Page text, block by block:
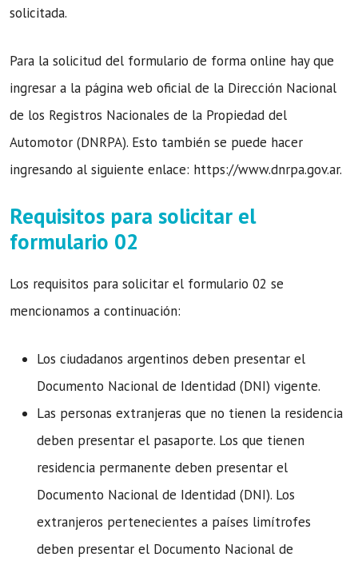
solicitada.
Para la solicitud del formulario de forma online hay que
ingresar a la página web oficial de la Dirección Nacional
de los Registros Nacionales de la Propiedad del
Automotor (DNRPA). Esto también se puede hacer
ingresando al siguiente enlace: https://www.dnrpa.gov.ar.
Requisitos para solicitar el
formulario 02
Los requisitos para solicitar el formulario 02 se
mencionamos a continuación:
Los ciudadanos argentinos deben presentar el
Documento Nacional de Identidad (DNI) vigente.
Las personas extranjeras que no tienen la residencia
deben presentar el pasaporte. Los que tienen
residencia permanente deben presentar el
Documento Nacional de Identidad (DNI). Los
extranjeros pertenecientes a países limítrofes
deben presentar el Documento Nacional de